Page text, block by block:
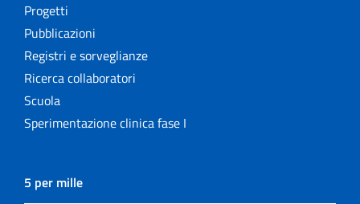
Progetti
Pubblicazioni
Registri e sorveglianze
Ricerca collaboratori
Scuola
Sperimentazione clinica fase I
5 per mille